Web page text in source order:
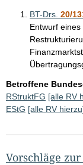
BT-Drs. 20/
Entwurf
Betroffene
RStruktFG [alle RV
EStG [alle RV
Vorschläge